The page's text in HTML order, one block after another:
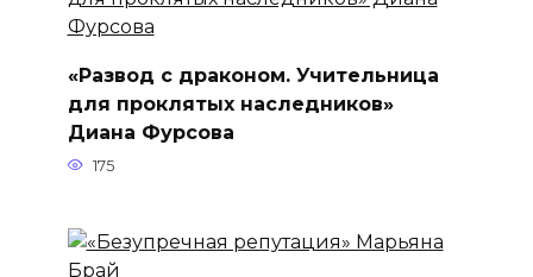
«Развод с драконом. Учительница
для проклятых наследников»
Диана Фурсова
175